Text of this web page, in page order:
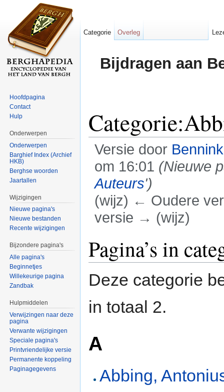
Bijdragen aan
Versie door
om 16:01 (Nieuwe
Auteurs')
(wijz) ← Oudere
versie → (wijz)
Pagina’s in
Deze categorie
in totaal 2.
A
Abbing,
Categorie Overleg
Hoofdpagina
Contact
Hulp
Onderwerpen
Onderwerpen
Barghief Index (Archief
HKB)
Berghse woorden
Jaartallen
Wijzigingen
Nieuwe pagina's
Nieuwe bestanden
Recente wijzigingen
Bijzondere pagina's
Alle pagina's
Beginnetjes
Willekeurige pagina
Zandbak
Hulpmiddelen
Verwijzingen naar deze
pagina
Verwante wijzigingen
Speciale pagina's
Printvriendelijke versie
Permanente koppeling
Paginagegevens